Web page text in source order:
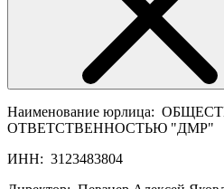
Наименование юрлица:
ОТВЕТСТВЕННОСТЬЮ "ДМР"
ИНН: 3123483804